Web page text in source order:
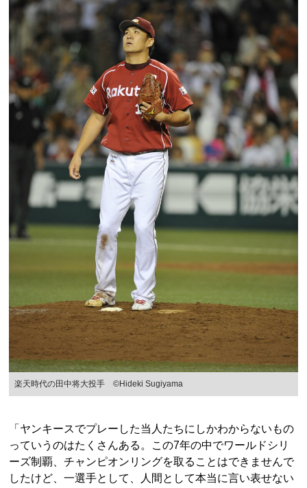
楽天時代の田中将大投手 ©Hideki Sugiyama
「ヤンキースでプレーした当人たちにしかわからないもの
っていうのはたくさんある。この7年の中でワールドシリ
ーズ制覇、チャンピオンリングを取ることはできませんで
したけど、一選手として、人間として本当に言い表せない